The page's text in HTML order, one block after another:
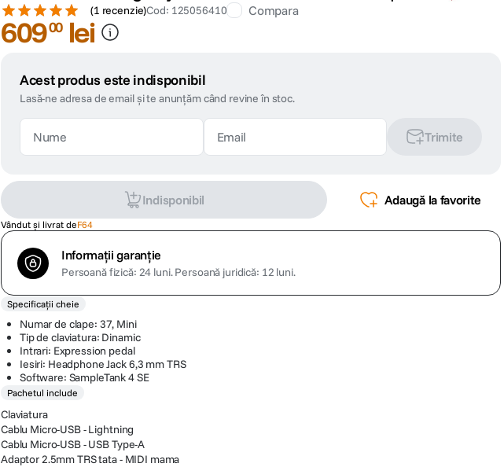
(1 recenzie)Cod: 125056410 Compara
60900 lei
Acest produs este indisponibil
Lasă-ne adresa de email și te anunțăm când revine în stoc.
Trimite
Indisponibil Adaugă la favorite
Vândut și livrat deF64
Informații garanție
Persoană fizică: 24 luni.Persoană juridică: 12 luni.
Specificații cheie
Numar de clape: 37, Mini
Tip de claviatura: Dinamic
Intrari: Expression pedal
Iesiri: Headphone Jack 6,3 mm TRS
Software: SampleTank 4 SE
Pachetul include
Claviatura
Cablu Micro-USB - Lightning
Cablu Micro-USB - USB Type-A
Adaptor 2.5mm TRS tata - MIDI mama